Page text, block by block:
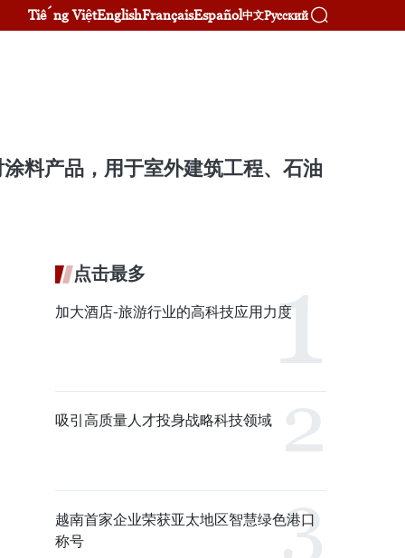
Tiếng ViệtEnglishFrançaisEspañol中文Русский
料产品，用于室外建筑工程、石油
点击最多
加大酒店-旅游行业的高科技应用力度
吸引高质量人才投身战略科技领域
越南首家企业荣获亚太地区智慧绿色港口
称号